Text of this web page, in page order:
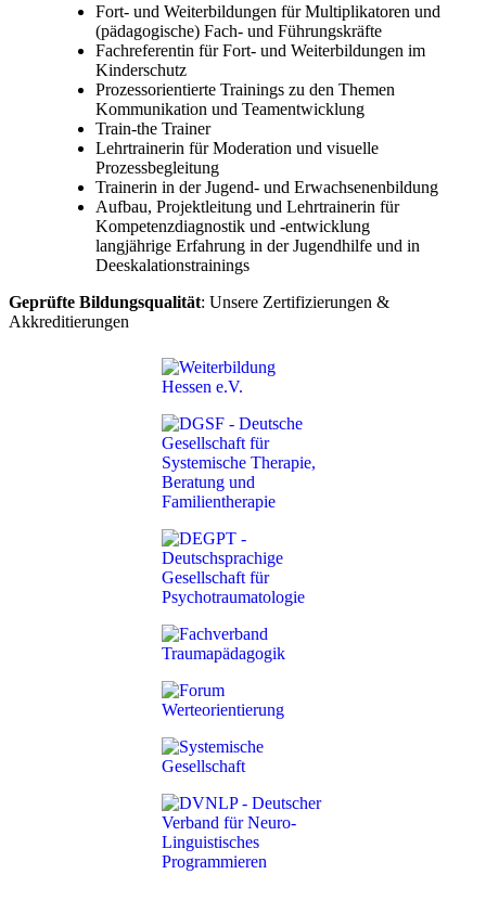
Fort- und Weiterbildungen für Multiplikatoren und
(pädagogische) Fach- und Führungskräfte
Fachreferentin für Fort- und Weiterbildungen im
Kinderschutz
Prozessorientierte Trainings zu den Themen
Kommunikation und Teamentwicklung
Train-the Trainer
Lehrtrainerin für Moderation und visuelle
Prozessbegleitung
Trainerin in der Jugend- und Erwachsenenbildung
Aufbau, Projektleitung und Lehrtrainerin für
Kompetenzdiagnostik und -entwicklung
langjährige Erfahrung in der Jugendhilfe und in
Deeskalationstrainings
Geprüfte Bildungsqualität: Unsere Zertifizierungen &
Akkreditierungen